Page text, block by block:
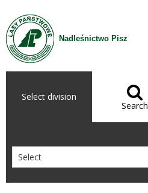
Skip to Content
Nadleśnictwo Pisz
Select division 
Search